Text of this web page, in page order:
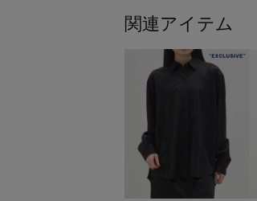
関連アイテム